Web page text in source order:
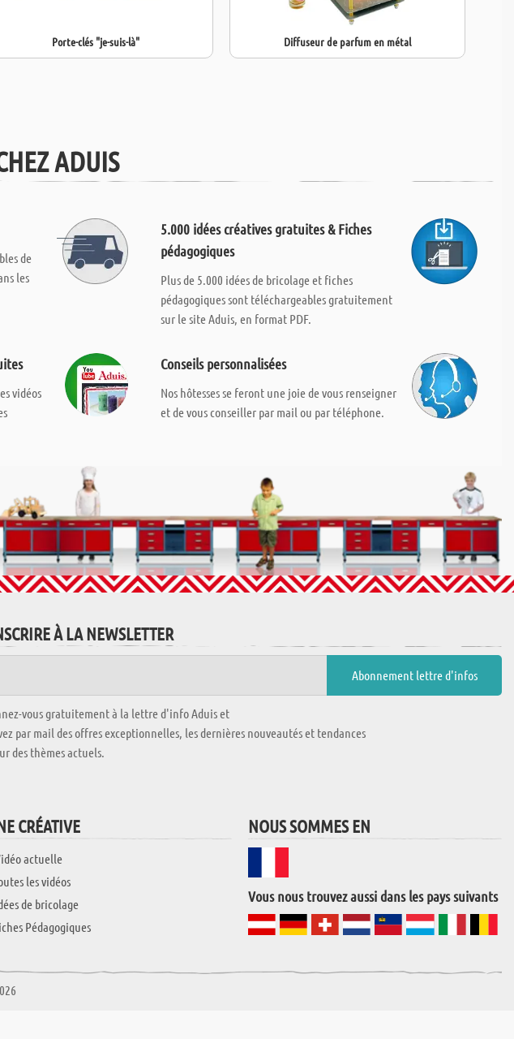
Porte-clés "je-suis-là" Diffuseur de parfum en métal
ADUIS
de
les
5.000 idées créatives gratuites & Fiches
pédagogiques
Plus de 5.000 idées de bricolage et fiches
pédagogiques sont téléchargeables gratuitement
sur le site Aduis, en format PDF.
vidéos
Conseils personnalisées
Nos hôtesses se feront une joie de vous renseigner
et de vous conseiller par mail ou par téléphone.
À LA NEWSLETTER
vous gratuitement à la lettre d'info Aduis et
par mail des offres exceptionnelles, les dernières nouveautés et tendances
des thèmes actuels.
CRÉATIVE
actuelle
les vidéos
de bricolage
Pédagogiques
NOUS SOMMES EN
Vous nous trouvez aussi dans les pays suivants